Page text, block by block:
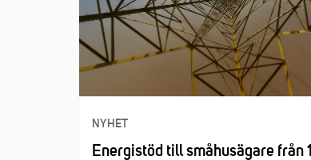
NYHET
Energistöd till småhusägare från 1